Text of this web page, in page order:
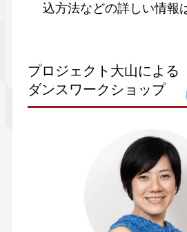
込方法などの詳しい情報
プロジェクト大山による
ダンスワークショップ